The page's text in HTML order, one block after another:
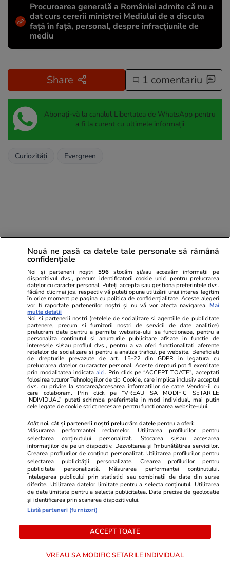
Procuroarea generală a României admite că nu a
dat curs cererii ministrei Mediului de a discuta
față în față, personal, despre infracțiunile de
mediu
Share 1 comentariu
Abonați-vă la canalul Libertatea de WhatsApp pentru
a fi la curent cu ultimele informații
Curiozități Evergreen
Comentarii(1)
DyVeOa 05.04.2024, 19:59
Frumos si plin de informatii duhovnicesti, acest
articol. Doamne Ajuta.
Comentează
Loghează-te în contul tău pentru a adăuga
comentarii și a te alătura dialogului.
Nouă ne pasă ca datele tale personale să rămână
confidențiale
Noi și partenerii noștri 596 stocăm și/sau accesăm informații pe
dispozitivul dvs., precum identificatorii cookie unici pentru prelucrarea
datelor cu caracter personal. Puteți accepta sau gestiona preferințele dvs.
făcând clic mai jos, respectiv vă puteți opune utilizării unui interes legitim
în orice moment pe pagina cu politica de confidențialitate. Aceste alegeri
vor fi raportate partenerilor noștri și nu vă vor afecta navigarea. Mai
multe detalii
Noi si partenerii nostri (retelele de socializare si agentiile de publicitate
partenere, precum si furnizorii nostri de servicii de date analitice)
prelucram date pentru a permite website-ului sa functioneze, pentru a
personaliza continutul si anunturile publicitare afisate in functie de
interesele si/sau profilul dvs., pentru a va oferi functionalitati aferente
retelelor de socializare si pentru a analiza traficul pe website. Beneficiati
de drepturile prevazute de art. 15-22 din GDPR in legatura cu
prelucrarea datelor cu caracter personal. Aceste drepturi pot fi exercitate
prin modalitatea indicataaici. Prin click pe “ACCEPT TOATE”, acceptati
folosirea tuturor Tehnologiilor de tip Cookie, care implica inclusiv acceptul
dvs. cu privire la stocarea/accesarea informatiilor de catre Vendor-ii cu
care colaboram. Prin click pe “VREAU SA MODIFIC SETARILE
INDIVIDUAL” puteti schimba preferintele in mod individual, mai putin
cele legate de cookie strict necesare pentru functionarea website-ului.
Atât noi, cât și partenerii noștri prelucrăm datele pentru a oferi:
Măsurarea performanței reclamelor. Utilizarea profilurilor pentru
selectarea conținutului personalizat. Stocarea și/sau accesarea
informațiilor de pe un dispozitiv. Dezvoltarea și îmbunătățirea serviciilor.
Crearea profilurilor de conținut personalizat. Utilizarea profilurilor pentru
selectarea publicității personalizate. Crearea profilurilor pentru
publicitate personalizată. Măsurarea performanței conținutului.
Înțelegerea publicului prin statistici sau combinații de date din surse
diferite. Utilizarea datelor limitate pentru a selecta conținutul. Utilizarea
de date limitate pentru a selecta publicitatea. Date precise de geolocație
și identificarea prin scanarea dispozitivului.
Listă parteneri (furnizori)
ACCEPT TOATE
VREAU SA MODIFIC SETARILE INDIVIDUAL